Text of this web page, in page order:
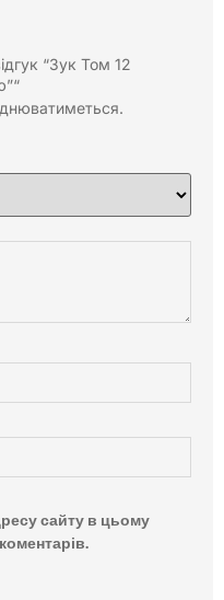
“Зук Том 12
сайту в цьому